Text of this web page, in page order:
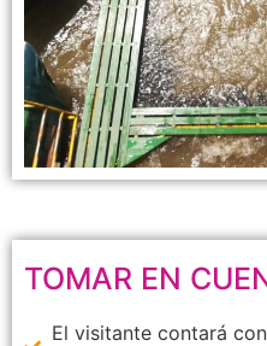
TOMAR EN
El visitante contará